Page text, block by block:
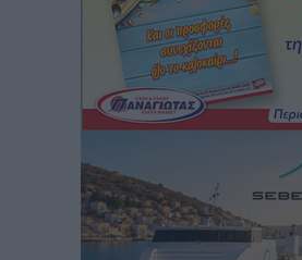
Τοπικές Ειδήσεις πριν 7 ώρες
Πάνθηρες: Ξεκίνησαν αισιόδοξοι
“πτήση” τους
Αθλητικά• πριν 7 ώρες
Άρης Αρχαγγέλου: Στο πλευρό
Θωμά
Αθλητικά• πριν 7 ώρες